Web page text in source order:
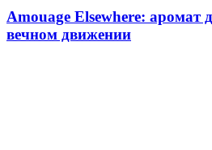
Amouage Elsewhere: аромат
вечном движении